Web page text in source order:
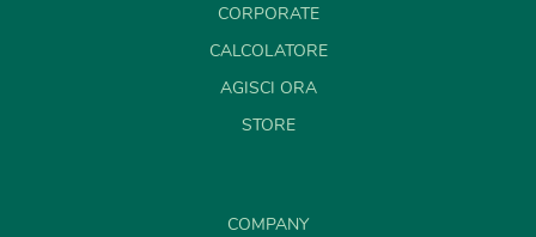
CORPORATE
CALCOLATORE
AGISCI ORA
STORE
COMPANY